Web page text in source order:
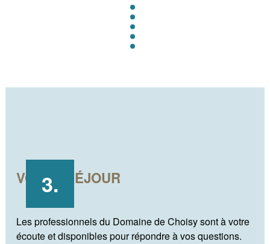
VOTRE SÉJOUR
Les professionnels du Domaine de Choisy sont à votre
écoute et disponibles pour répondre à vos questions.